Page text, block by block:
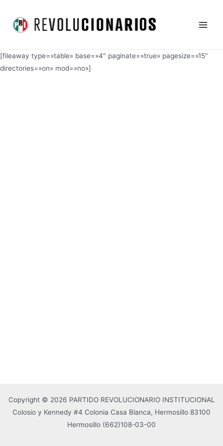
contenido
[fileaway type=»table» base=»4″ paginate=»true» pagesize=»15″
directories=»on» mod=»no»]
Copyright © 2026 PARTIDO REVOLUCIONARIO INSTITUCIONAL
Colosio y Kennedy #4 Colonia Casa Blanca, Hermosillo 83100
Hermosillo (662)108-03-00